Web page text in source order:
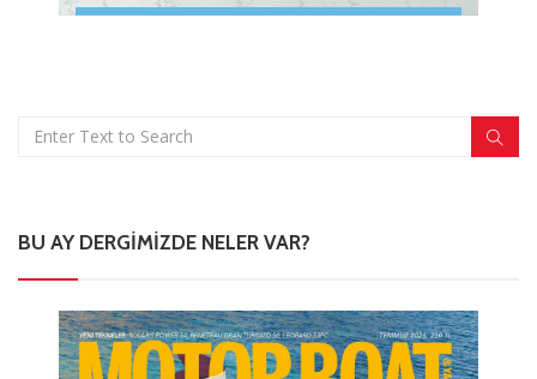
BU AY DERGIMIZDE NELER VAR?